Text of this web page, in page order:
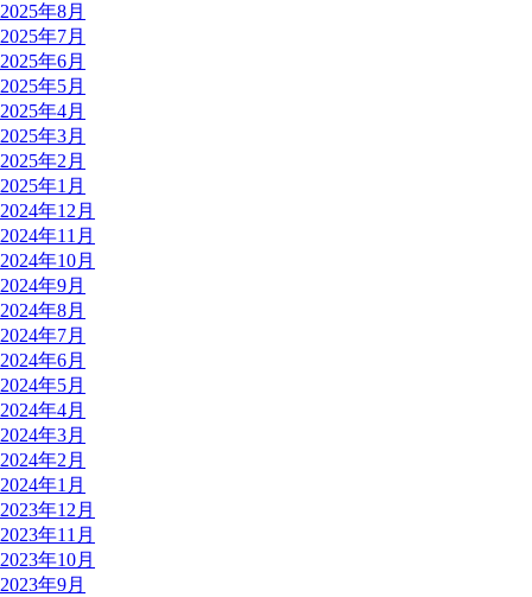
2025年8月
2025年7月
2025年6月
2025年5月
2025年4月
2025年3月
2025年2月
2025年1月
2024年12月
2024年11月
2024年10月
2024年9月
2024年8月
2024年7月
2024年6月
2024年5月
2024年4月
2024年3月
2024年2月
2024年1月
2023年12月
2023年11月
2023年10月
2023年9月